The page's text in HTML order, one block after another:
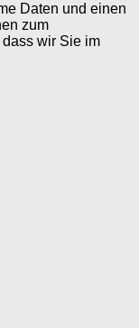
Daten und einen
zum
wir Sie im